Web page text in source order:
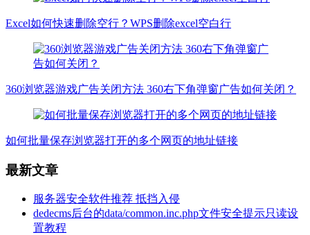
Excel如何快速删除空行？WPS删除excel空白行
360浏览器游戏广告关闭方法 360右下角弹窗广告如何关闭？
如何批量保存浏览器打开的多个网页的地址链接
最新文章
服务器安全软件推荐 抵挡入侵
dedecms后台的data/common.inc.php文件安全提示只读设
置教程